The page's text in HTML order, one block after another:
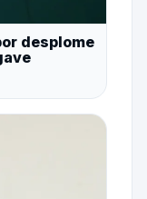
desplome